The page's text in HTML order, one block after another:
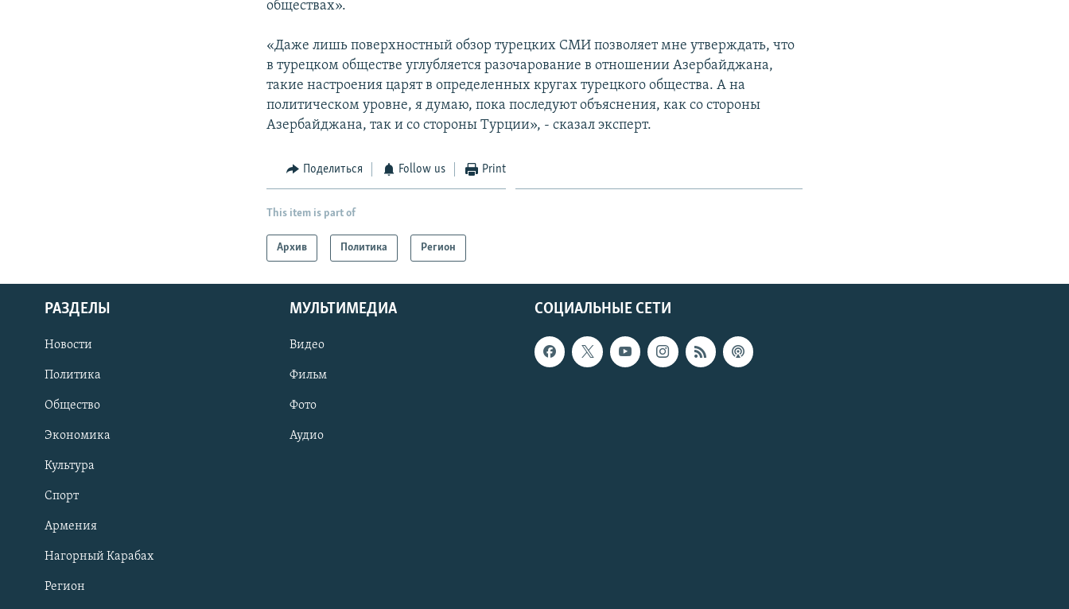
обществах».
«Даже лишь поверхностный обзор турецких СМИ позволяет мне утверждать, что
в турецком обществе углубляется разочарование в отношении Азербайджана,
такие настроения царят в определенных кругах турецкого общества. А на
политическом уровне, я думаю, пока последуют объяснения, как со стороны
Азербайджана, так и со стороны Турции», - сказал эксперт.
Поделиться Follow us Print
This item is part of
Архив Политика Регион
СОЦИАЛЬНЫЕ СЕТИ
РАЗДЕЛЫ
Новости
Политика
Общество
Экономика
Культура
Спорт
Армения
Нагорный Карабах
Регион
МУЛЬТИМЕДИА
Видео
Фильм
Фото
Аудио